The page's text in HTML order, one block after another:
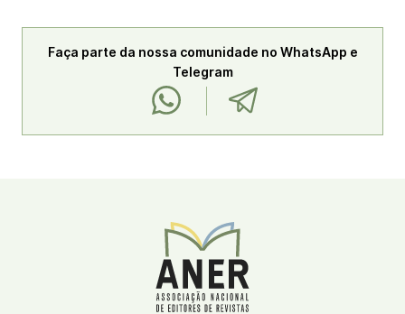
Faça parte da nossa comunidade no WhatsApp e
Telegram